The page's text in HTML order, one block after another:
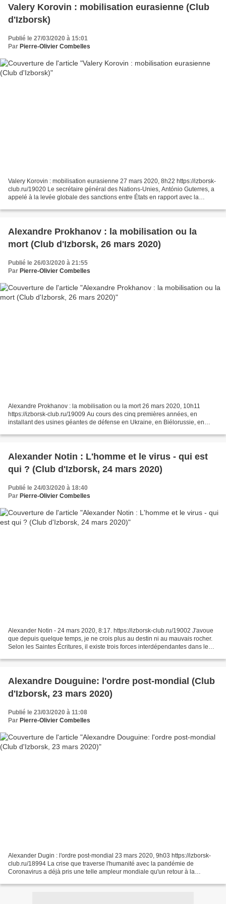
Valery Korovin : mobilisation eurasienne (Club
d'Izborsk)
Publié le 27/03/2020 à 15:01
Par Pierre-Olivier Combelles
Valery Korovin : mobilisation eurasienne 27 mars 2020, 8h22 https://izborsk-
club.ru/19020 Le secrétaire général des Nations-Unies, António Guterres, a
appelé à la levée globale des sanctions entre États en rapport avec la
Alexandre Prokhanov : la mobilisation ou la
mort (Club d'Izborsk, 26 mars 2020)
Publié le 26/03/2020 à 21:55
Par Pierre-Olivier Combelles
Alexandre Prokhanov : la mobilisation ou la mort 26 mars 2020, 10h11
https://izborsk-club.ru/19009 Au cours des cinq premières années, en
installant des usines géantes de défense en Ukraine, en Biélorussie, en
Alexander Notin : L'homme et le virus - qui est
qui ? (Club d'Izborsk, 24 mars 2020)
Publié le 24/03/2020 à 18:40
Par Pierre-Olivier Combelles
Alexander Notin - 24 mars 2020, 8:17. https://izborsk-club.ru/19002 J'avoue
que depuis quelque temps, je ne crois plus au destin ni au mauvais rocher.
Selon les Saintes Écritures, il existe trois forces interdépendantes dans le
Alexandre Douguine: l'ordre post-mondial (Club
d'Izborsk, 23 mars 2020)
Publié le 23/03/2020 à 11:08
Par Pierre-Olivier Combelles
Alexander Dugin : l'ordre post-mondial 23 mars 2020, 9h03 https://izborsk-
club.ru/18994 La crise que traverse l'humanité avec la pandémie de
Coronavirus a déjà pris une telle ampleur mondiale qu'un retour à la